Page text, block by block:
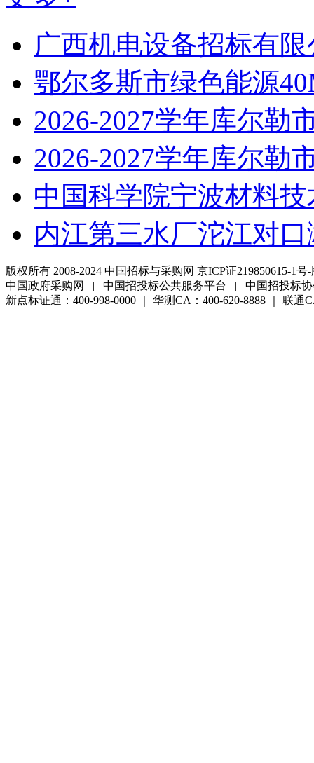
广西机电设备招标有
鄂尔多斯市绿色能源
2026-2027学年库尔勒
2026-2027学年库尔勒
中国科学院宁波材料
内江第三水厂沱江对
版权所有 2008-2024 中国招标与采购网 京ICP证219850615-1号
中国政府采购网 | 中国招投标公共服务平台 | 中国招投标
新点标证通：400-998-0000 ｜ 华测CA：400-620-8888 ｜ 联通